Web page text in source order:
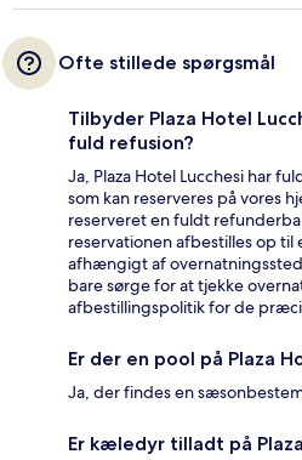
Ofte stillede spørgsmål
Tilbyder Plaza Hotel
fuld refusion?
Ja, Plaza Hotel Lucchesi har
som kan reserveres på vores
reserveret en fuldt
reservationen afbestilles op
afhængigt af
bare sørge for at tjekke
afbestillingspolitik for de
Er der en pool på Plaza
Ja, der findes en
Er kæledyr tilladt på